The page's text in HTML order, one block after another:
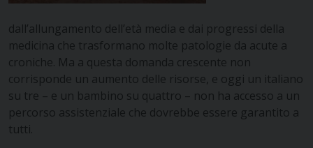
dall’allungamento dell’età media e dai progressi della
medicina che trasformano molte patologie da acute a
croniche. Ma a questa domanda crescente non
corrisponde un aumento delle risorse, e oggi un italiano
su tre – e un bambino su quattro – non ha accesso a un
percorso assistenziale che dovrebbe essere garantito a
tutti.